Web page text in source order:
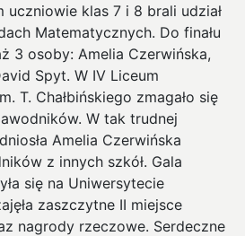
uczniowie klas 7 i 8 brali udział
Matematycznych. Do finału
3 osoby: Amelia Czerwińska,
Spyt. W IV Liceum
T. Chałbińskiego zmagało się
W tak trudnej
Amelia Czerwińska
z innych szkół. Gala
się na Uniwersytecie
zaszczytne II miejsce
nagrody rzeczowe. Serdeczne